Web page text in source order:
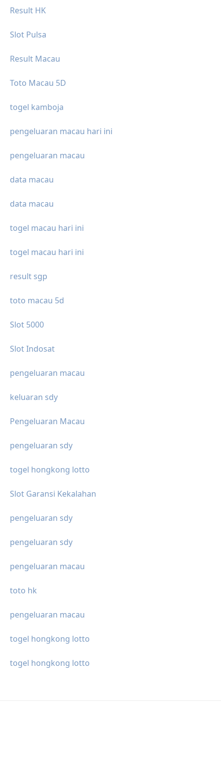
Result HK
Slot Pulsa
Result Macau
Toto Macau 5D
togel kamboja
pengeluaran macau hari ini
pengeluaran macau
data macau
data macau
togel macau hari ini
togel macau hari ini
result sgp
toto macau 5d
Slot 5000
Slot Indosat
pengeluaran macau
keluaran sdy
Pengeluaran Macau
pengeluaran sdy
togel hongkong lotto
Slot Garansi Kekalahan
pengeluaran sdy
pengeluaran sdy
pengeluaran macau
toto hk
pengeluaran macau
togel hongkong lotto
togel hongkong lotto